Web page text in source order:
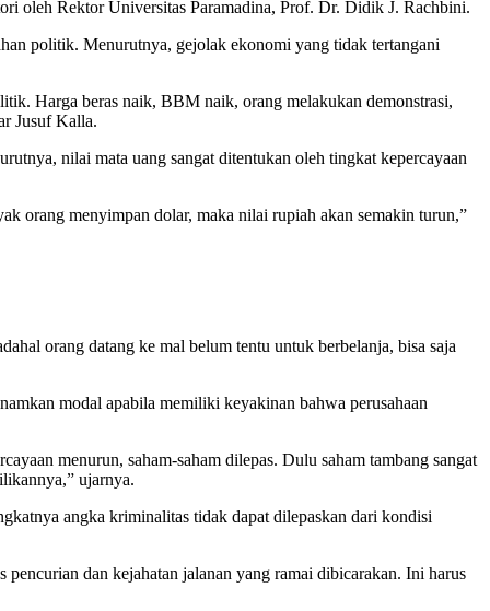
oleh Rektor Universitas Paramadina, Prof. Dr. Didik J. Rachbini.
politik. Menurutnya, gejolak ekonomi yang tidak tertangani
Harga beras naik, BBM naik, orang melakukan demonstrasi,
Jusuf Kalla.
nilai mata uang sangat ditentukan oleh tingkat kepercayaan
orang menyimpan dolar, maka nilai rupiah akan semakin turun,”
orang datang ke mal belum tentu untuk berbelanja, bisa saja
modal apabila memiliki keyakinan bahwa perusahaan
menurun, saham-saham dilepas. Dulu saham tambang sangat
ujarnya.
angka kriminalitas tidak dapat dilepaskan dari kondisi
dan kejahatan jalanan yang ramai dibicarakan. Ini harus